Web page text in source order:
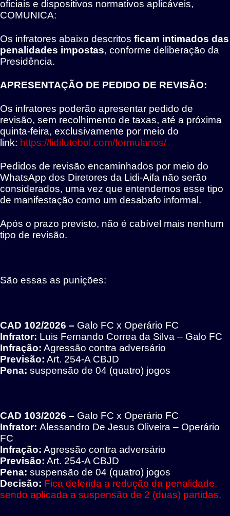
oficiais e dispositivos normativos aplicáveis,
COMUNICA:
Os infratores abaixo descritos ficam intimados das
penalidades impostas, conforme deliberação da
Presidência.
APRESENTAÇÃO DE PEDIDO DE REVISÃO:
Os infratores poderão apresentar pedido de
revisão, sem recolhimento de taxas, até a próxima
quinta-feira, exclusivamente por meio do
link: https://lidifutebol.com/formularios/
Pedidos de revisão encaminhados por meio do
WhatsApp dos Diretores da Lidi-Aifa não serão
considerados, uma vez que entendemos esse tipo
de manifestação como um desabafo informal.
Após o prazo previsto, não é cabível mais nenhum
tipo de revisão.
São essas as punições:
CAD 102/2026 – Galo FC x Operário FC
Infrator: Luis Fernando Correa da Silva – Galo FC
Infração: Agressão contra adversário
Previsão: Art. 254-A CBJD
Pena: suspensão de 04 (quatro) jogos
CAD 103/2026 – Galo FC x Operário FC
Infrator: Alessandro De Jesus Oliveira – Operário
FC
Infração: Agressão contra adversário
Previsão: Art. 254-A CBJD
Pena: suspensão de 04 (quatro) jogos
Decisão: Fica deferida a redução da penalidade,
sendo aplicada a suspensão de 2 (duas) partidas.